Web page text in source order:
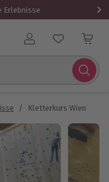
Erlebnisse
Benutzerkonto
/ Kletterkurs Wien